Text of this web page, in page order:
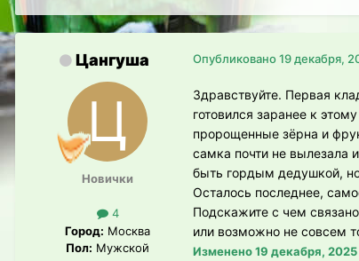
Цангуша
Новички
4
Город: Москва
Пол: Мужской
Опубликовано19 декабря,
Здравствуйте. Первая
готовился заранее к
пророщенные зёрна и
самка почти не вылезала
быть гордым дедушкой,
Осталось последнее,
Подскажите с чем
или возможно не совсем
Изменено19 декабря, 2025